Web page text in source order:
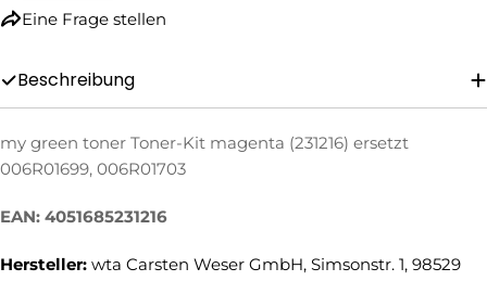
Eine Frage stellen
Eine Frage stellen
Ihr
Ihre
Beschreibung
my green toner Toner-Kit magenta (231216) ersetzt
006R01699, 006R01703
EAN: 4051685231216
Hersteller: wta Carsten Weser GmbH, Simsonstr. 1, 98529